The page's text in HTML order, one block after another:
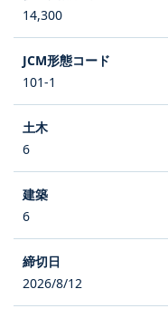
14,300
101-1
6
6
2026/8/12